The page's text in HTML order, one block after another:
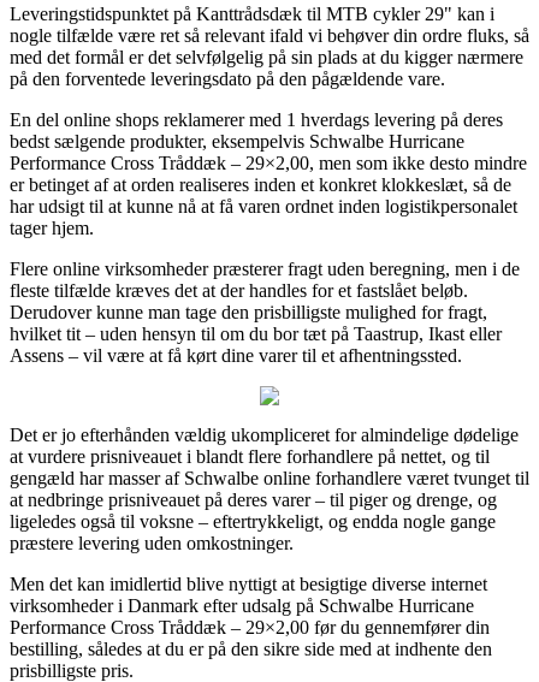
Leveringstidspunktet på Kanttrådsdæk til MTB cykler 29" kan i
nogle tilfælde være ret så relevant ifald vi behøver din ordre fluks, så
med det formål er det selvfølgelig på sin plads at du kigger nærmere
på den forventede leveringsdato på den pågældende vare.
En del online shops reklamerer med 1 hverdags levering på deres
bedst sælgende produkter, eksempelvis Schwalbe Hurricane
Performance Cross Tråddæk – 29×2,00, men som ikke desto mindre
er betinget af at orden realiseres inden et konkret klokkeslæt, så de
har udsigt til at kunne nå at få varen ordnet inden logistikpersonalet
tager hjem.
Flere online virksomheder præsterer fragt uden beregning, men i de
fleste tilfælde kræves det at der handles for et fastslået beløb.
Derudover kunne man tage den prisbilligste mulighed for fragt,
hvilket tit – uden hensyn til om du bor tæt på Taastrup, Ikast eller
Assens – vil være at få kørt dine varer til et afhentningssted.
Det er jo efterhånden vældig ukompliceret for almindelige dødelige
at vurdere prisniveauet i blandt flere forhandlere på nettet, og til
gengæld har masser af Schwalbe online forhandlere været tvunget til
at nedbringe prisniveauet på deres varer – til piger og drenge, og
ligeledes også til voksne – eftertrykkeligt, og endda nogle gange
præstere levering uden omkostninger.
Men det kan imidlertid blive nyttigt at besigtige diverse internet
virksomheder i Danmark efter udsalg på Schwalbe Hurricane
Performance Cross Tråddæk – 29×2,00 før du gennemfører din
bestilling, således at du er på den sikre side med at indhente den
prisbilligste pris.